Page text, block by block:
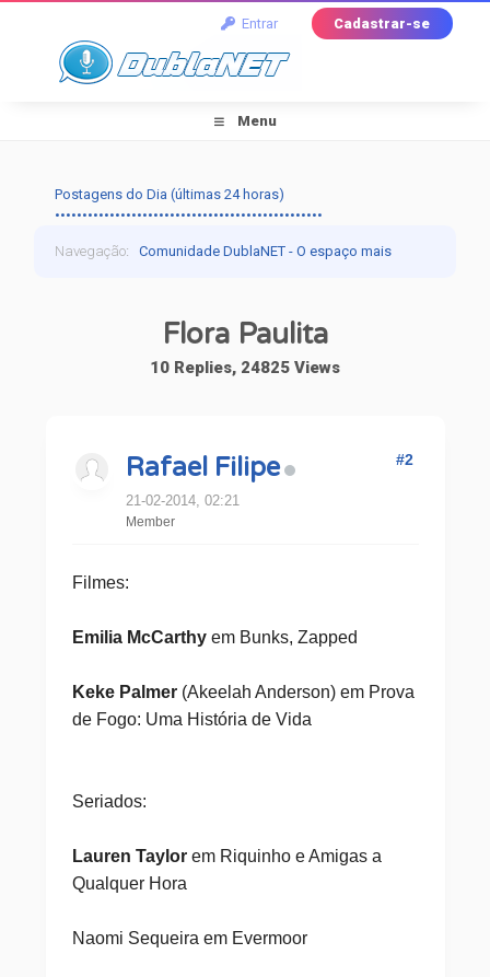
Entrar Cadastrar-se
Menu
Postagens do Dia (últimas 24 horas)
•••••••••••••••••••••••••••••••••••••••••••••••••
Navegação:Comunidade DublaNET - O espaço mais
Flora Paulita
10 Replies, 24825 Views
Rafael Filipe
21-02-2014, 02:21
Member
#2
Filmes:
Emilia McCarthyem Bunks, Zapped
Keke Palmer(Akeelah Anderson) em Prova
de Fogo: Uma História de Vida
Seriados:
Lauren Taylorem Riquinho e Amigas a
Qualquer Hora
Naomi Sequeira em Evermoor